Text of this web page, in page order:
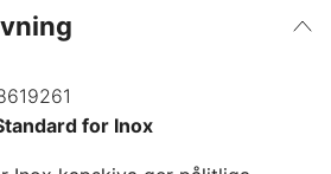
for Inox